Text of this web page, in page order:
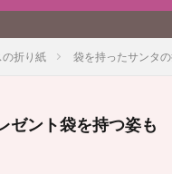
の折り紙 袋を持ったサンタ
ゼント袋を持つ姿も